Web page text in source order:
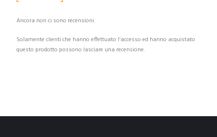
Ancora non ci sono recensioni.
Solamente clienti che hanno effettuato l'accesso ed hanno acquistato
questo prodotto possono lasciare una recensione.